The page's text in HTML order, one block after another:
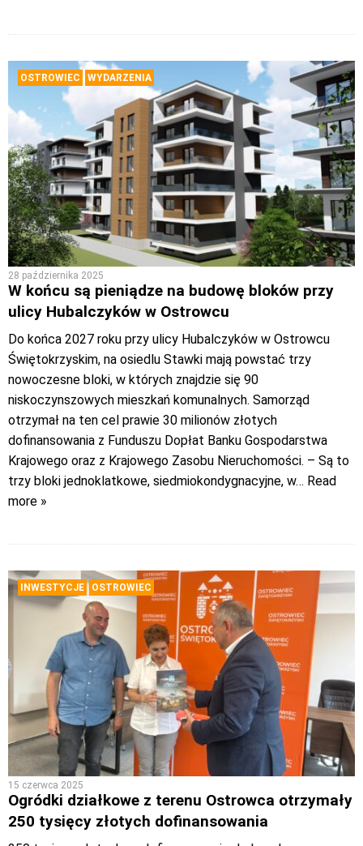
OSTROWIEC WYDARZENIA
28 października 2025
W końcu są pieniądze na budowę bloków przy
ulicy Hubalczyków w Ostrowcu
Do końca 2027 roku przy ulicy Hubalczyków w Ostrowcu
Świętokrzyskim, na osiedlu Stawki mają powstać trzy
nowoczesne bloki, w których znajdzie się 90
niskoczynszowych mieszkań komunalnych. Samorząd
otrzymał na ten cel prawie 30 milionów złotych
dofinansowania z Funduszu Dopłat Banku Gospodarstwa
Krajowego oraz z Krajowego Zasobu Nieruchomości. – Są to
trzy bloki jednoklatkowe, siedmiokondygnacyjne, w… Read
more »
INWESTYCJE OSTROWIEC
15 czerwca 2025
Ogródki działkowe z terenu Ostrowca otrzymały
250 tysięcy złotych dofinansowania